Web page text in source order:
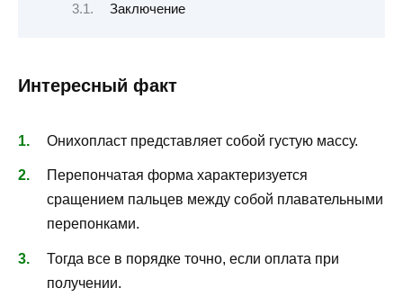
Заключение
Интересный факт
Онихопласт представляет собой густую массу.
Перепончатая форма характеризуется
сращением пальцев между собой плавательными
перепонками.
Тогда все в порядке точно, если оплата при
получении.